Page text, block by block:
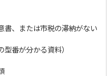
、または市税の滞納がない
番が分かる資料）